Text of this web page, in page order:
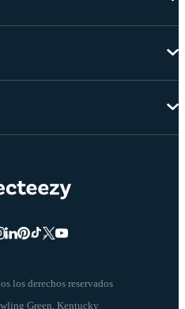
los derechos reservados